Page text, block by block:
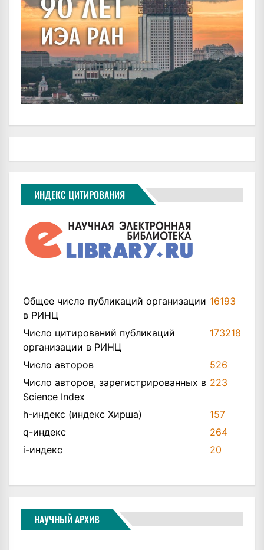
ИНДЕКС ЦИТИРОВАНИЯ
Общее число публикаций организации
в РИНЦ
16193
Число цитирований публикаций
организации в РИНЦ
173218
Число авторов
526
Число авторов, зарегистрированных в
Science Index
223
h-индекс (индекс Хирша)
157
q-индекс
264
i-индекс
20
НАУЧНЫЙ АРХИВ